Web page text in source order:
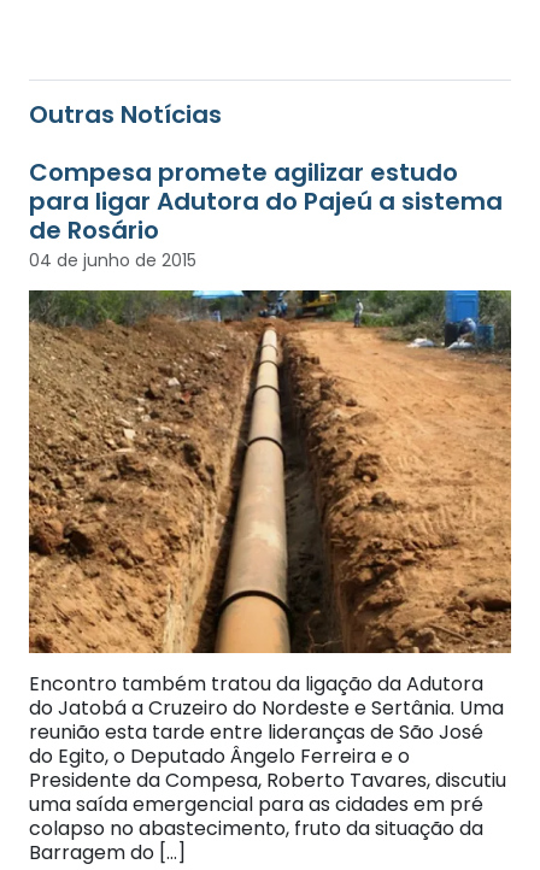
Outras Notícias
Compesa promete agilizar estudo
para ligar Adutora do Pajeú a sistema
de Rosário
04 de junho de 2015
Encontro também tratou da ligação da Adutora
do Jatobá a Cruzeiro do Nordeste e Sertânia. Uma
reunião esta tarde entre lideranças de São José
do Egito, o Deputado Ângelo Ferreira e o
Presidente da Compesa, Roberto Tavares, discutiu
uma saída emergencial para as cidades em pré
colapso no abastecimento, fruto da situação da
Barragem do […]